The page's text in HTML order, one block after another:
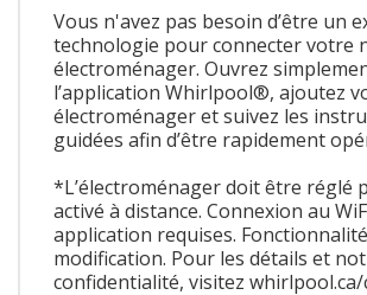
Vous n'avez pas besoin d’être un
technologie pour connecter votre
électroménager. Ouvrez
l’application Whirlpool®, ajoutez
électroménager et suivez les
guidées afin d’être rapidement
*L’électroménager doit être réglé
activé à distance. Connexion au
application requises.
modification. Pour les détails et
confidentialité, visitez whirlpool.ca/